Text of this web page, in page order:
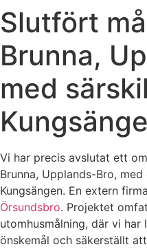
Slutfört
Brunna,
med
Vi har precis avslutat ett
Brunna, Upplands-Bro,
Kungsängen. En extern
Örsundsbro. Projektet
utomhusmålning, där vi har
önskemål och säkerställt